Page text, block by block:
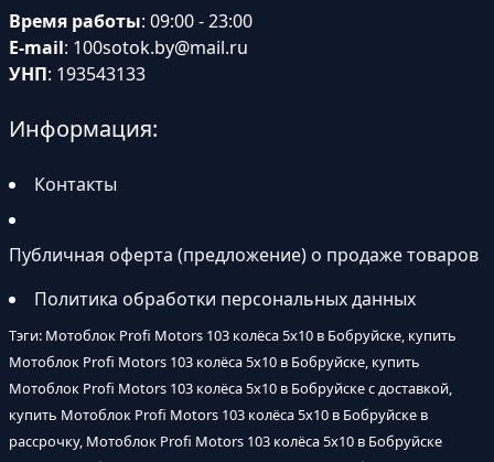
Время работы: 09:00 - 23:00
E-mail: 100sotok.by@mail.ru
УНП: 193543133
Информация:
Контакты
Публичная оферта (предложение) о продаже товаров
Политика обработки персональных данных
Тэги: Мотоблок Profi Motors 103 колёса 5х10 в Бобруйске, купить
Мотоблок Profi Motors 103 колёса 5х10 в Бобруйске, купить
Мотоблок Profi Motors 103 колёса 5х10 в Бобруйске с доставкой,
купить Мотоблок Profi Motors 103 колёса 5х10 в Бобруйске в
рассрочку, Мотоблок Profi Motors 103 колёса 5х10 в Бобруйске